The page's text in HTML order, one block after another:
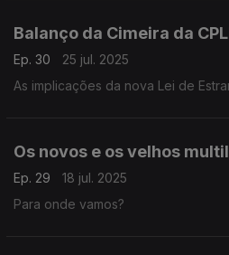
Balanço da Cimeira da
Ep. 30
25 jul. 2025
As implicações da nova Lei de
Os novos e os velhos
Ep. 29
18 jul. 2025
Para onde vamos?